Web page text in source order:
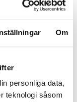
Om
personliga data,
teknologi såsom
Foto: Region
region
mot en